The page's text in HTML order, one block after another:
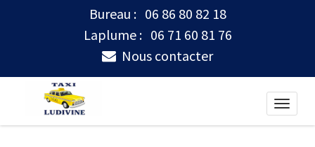
Bureau : 06 86 80 82 18
Laplume : 06 71 60 81 76
Nous contacter
Toggle